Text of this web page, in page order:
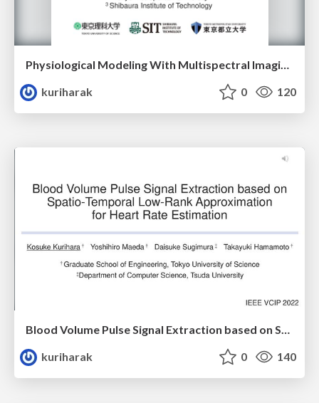
Physiological Modeling With Multispectral Imaging for Heart Rate Estimation
kuriharak
0 120
Blood Volume Pulse Signal Extraction based on Spatio-Temporal Low-Rank Approximation for Heart Rate Estimation
kuriharak
0 140